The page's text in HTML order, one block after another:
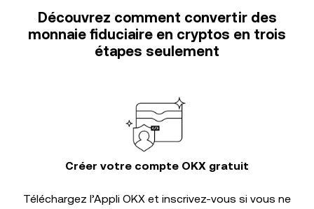
Découvrez comment convertir des
monnaie fiduciaire en cryptos en trois
étapes seulement
Créer votre compte OKX gratuit
Téléchargez l’Appli OKX et inscrivez-vous si vous ne